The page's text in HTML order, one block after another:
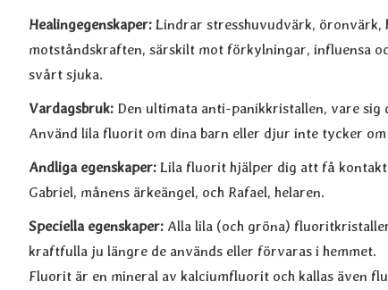
Healingegenskaper: Lindrar stresshuvudvärk,
motståndskraften, särskilt mot förkylningar, influensa
svårt sjuka.
Vardagsbruk: Den ultimata anti-panikkristallen, vare
Använd lila fluorit om dina barn eller djur inte tycker
Andliga egenskaper: Lila fluorit hjälper dig att få
Gabriel, månens ärkeängel, och Rafael, helaren.
Speciella egenskaper: Alla lila (och gröna)
kraftfulla ju längre de används eller förvaras i hemmet.
Fluorit är en mineral av kalciumfluorit och kallas även